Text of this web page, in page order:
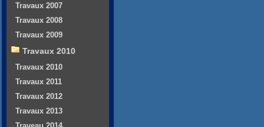
Travaux 2007
Travaux 2008
Travaux 2009
Travaux 2010
Travaux 2010
Travaux 2011
Travaux 2012
Travaux 2013